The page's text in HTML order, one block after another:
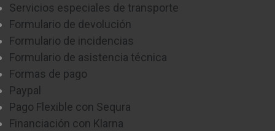
Servicios especiales de transporte
Formulario de devolución
Formulario de incidencias
Formulario de asistencia técnica
Formas de pago
Paypal
Pago Flexible con Sequra
Financiación con Klarna